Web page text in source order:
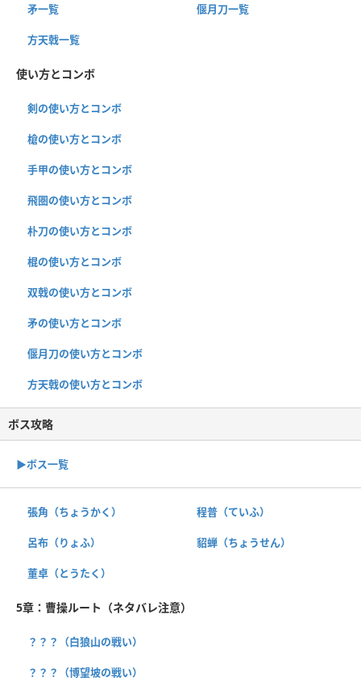
矛一覧 偃月刀一覧
方天戟一覧
使い方とコンボ
剣の使い方とコンボ
槍の使い方とコンボ
手甲の使い方とコンボ
飛圏の使い方とコンボ
朴刀の使い方とコンボ
棍の使い方とコンボ
双戟の使い方とコンボ
矛の使い方とコンボ
偃月刀の使い方とコンボ
方天戟の使い方とコンボ
ボス攻略
▶︎ボス一覧
張角（ちょうかく） 程普（ていふ）
呂布（りょふ） 貂蝉（ちょうせん）
董卓（とうたく）
5章：曹操ルート（ネタバレ注意）
？？？（白狼山の戦い）
？？？（博望坡の戦い）